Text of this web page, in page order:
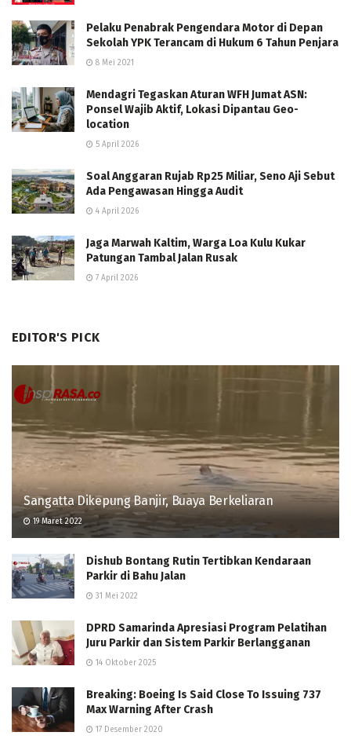
Pelaku Penabrak Pengendara Motor di Depan
Sekolah YPK Terancam di Hukum 6 Tahun Penjara
8 Mei 2021
Mendagri Tegaskan Aturan WFH Jumat ASN:
Ponsel Wajib Aktif, Lokasi Dipantau Geo-
location
5 April 2026
Soal Anggaran Rujab Rp25 Miliar, Seno Aji Sebut
Ada Pengawasan Hingga Audit
4 April 2026
Jaga Marwah Kaltim, Warga Loa Kulu Kukar
Patungan Tambal Jalan Rusak
7 April 2026
EDITOR'S PICK
Sangatta Dikepung Banjir, Buaya Berkeliaran
19 Maret 2022
Dishub Bontang Rutin Tertibkan Kendaraan
Parkir di Bahu Jalan
31 Mei 2022
DPRD Samarinda Apresiasi Program Pelatihan
Juru Parkir dan Sistem Parkir Berlangganan
14 Oktober 2025
Breaking: Boeing Is Said Close To Issuing 737
Max Warning After Crash
17 Desember 2020